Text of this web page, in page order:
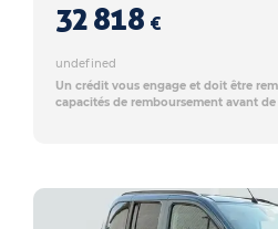
32 818 €
undefined
Un crédit vous engage et doit être
capacités de remboursement avant